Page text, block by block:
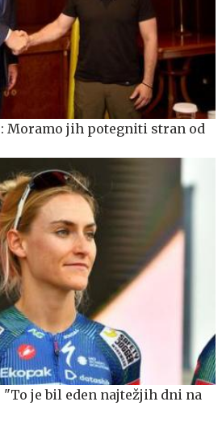
Moramo jih potegniti stran od
"To je bil eden najtežjih dni na